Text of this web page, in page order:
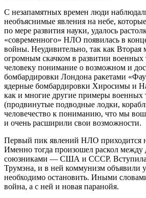
С незапамятных времен люди
необъяснимые явления на небе,
по мере развития науки, удалось
«современного» НЛО появилась в
войны. Неудивительно, так как Вторая
огромным скачком в развитии военных
человеку понимание о возможном и
бомбардировки Лондона ракетами
ядерные бомбардировки Хиросимы и
как и многие другие примеры военных
(продвинутые подводные лодки,
человечество к пониманию, что мы
и очень расширили свои возможности.
Первый пик явлений НЛО приходится
Именно тогда произошел раскол
союзниками — США и СССР. Вступила
Трумэна, и в ней коммунизм объявили
необходимо остановить. Иными
война, а с ней и новая паранойя.